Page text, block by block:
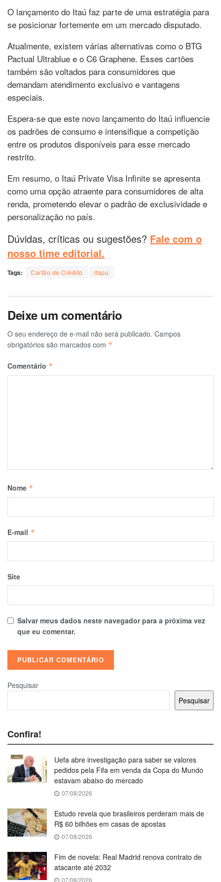
O lançamento do Itaú faz parte de uma estratégia para
se posicionar fortemente em um mercado disputado.
Atualmente, existem várias alternativas como o BTG
Pactual Ultrablue e o C6 Graphene. Esses cartões
também são voltados para consumidores que
demandam atendimento exclusivo e vantagens
especiais.
Espera-se que este novo lançamento do Itaú influencie
os padrões de consumo e intensifique a competição
entre os produtos disponíveis para esse mercado
restrito.
Em resumo, o Itaú Private Visa Infinite se apresenta
como uma opção atraente para consumidores de alta
renda, prometendo elevar o padrão de exclusividade e
personalização no país.
Dúvidas, críticas ou sugestões? Fale com o
nosso time editorial.
Tags: Cartão de Crédito itapu
Deixe um comentário
O seu endereço de e-mail não será publicado. Campos
obrigatórios são marcados com *
Comentário *
Nome *
E-mail *
Site
Salvar meus dados neste navegador para a próxima vez
que eu comentar.
Pesquisar
Pesquisar
Confira!
Uefa abre investigação para saber se valores
pedidos pela Fifa em venda da Copa do Mundo
estavam abaixo do mercado
07/08/2026
Estudo revela que brasileiros perderam mais de
R$ 60 bilhões em casas de apostas
07/08/2026
Fim de novela: Real Madrid renova contrato de
atacante até 2032
07/08/2026